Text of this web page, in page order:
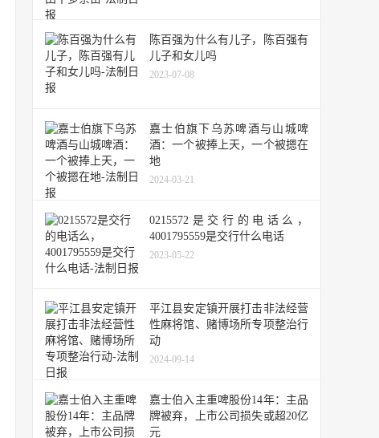
陈百强为什么有儿子，陈百强有
儿子和女儿吗
2023-07-08
嘉士伯旗下乌苏啤酒与山城啤
酒：一个被捧上天，一个被摁在
地
2024-03-21
0215572是交行的电话么，
4001795559是交行什么电话
2023-05-22
平江县安定镇开展打击非法经营
性麻将馆、赌博场所专项整治行
动
2024-09-14
嘉士伯入主重啤股份14年：主品
牌被弃，上市公司损失或超20亿
元